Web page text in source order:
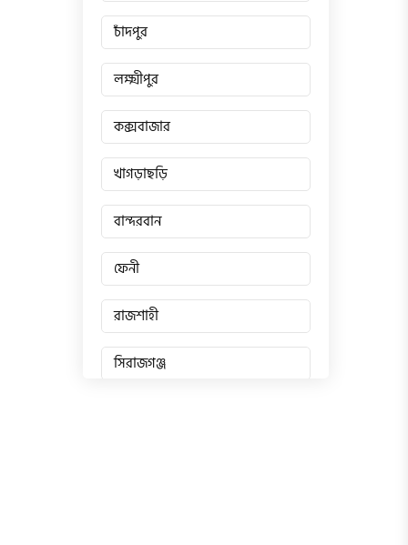
চাঁদপুর
লক্ষ্মীপুর
কক্সবাজার
খাগড়াছড়ি
বান্দরবান
ফেনী
রাজশাহী
সিরাজগঞ্জ